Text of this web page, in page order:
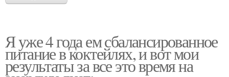
Я уже 4 года ем сбалансированное
питание в коктейлях, и вот мои
результаты за все это время на